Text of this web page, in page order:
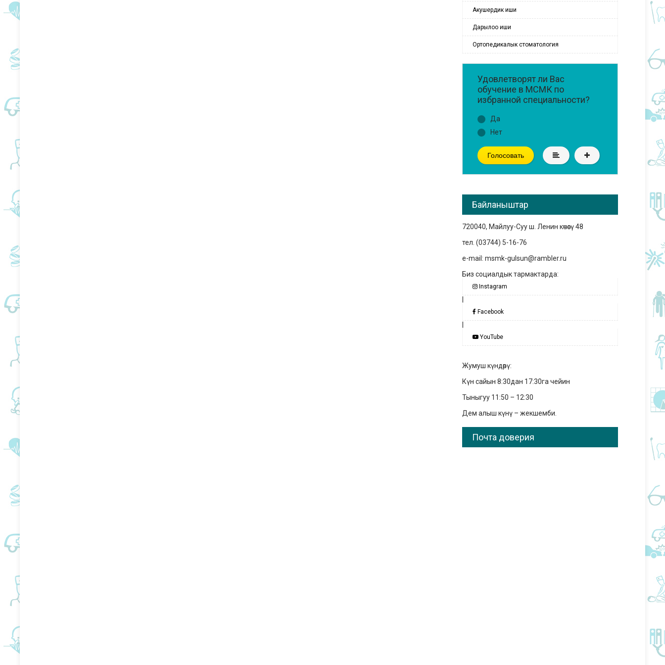
Акушердик иши
Дарылоо иши
Ортопедикалык стоматология
Удовлетворят ли Вас
обучение в МСМК по
избранной специальности?
Да
Нет
Голосовать
Байланыштар
720040, Майлуу-Суу ш. Ленин көчөсү 48
тел. (03744) 5-16-76
e-mail: msmk-gulsun@rambler.ru
Биз социалдык тармактарда:
Instagram
Facebook
YouTube
Жумуш күндөрү:
Күн сайын 8:30дан 17:30га чейин
Тыныгуу 11:50 – 12:30
Дем алыш күнү – жекшемби.
Почта доверия